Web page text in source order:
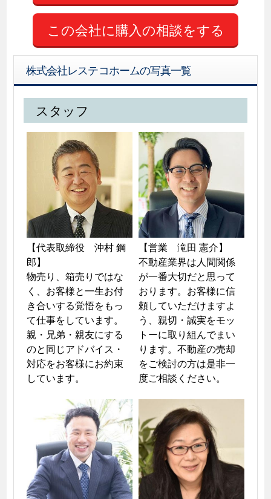
この会社に購入の相談をする
株式会社レステコホームの写真一覧
スタッフ
【代表取締役　沖村 鋼
郎】
物売り、箱売りではな
く、お客様と一生お付
き合いする覚悟をもっ
て仕事をしています。
親・兄弟・親友にする
のと同じアドバイス・
対応をお客様にお約束
しています。
【営業　滝田 憲介】
不動産業界は人間関係
が一番大切だと思って
おります。お客様に信
頼していただけますよ
う、親切・誠実をモッ
トーに取り組んでまい
ります。不動産の売却
をご検討の方は是非一
度ご相談ください。